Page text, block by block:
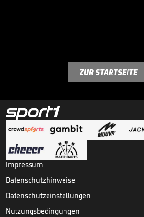
ZUR STARTSEITE
Impressum
Datenschutzhinweise
Datenschutzeinstellungen
Nutzungsbedingungen